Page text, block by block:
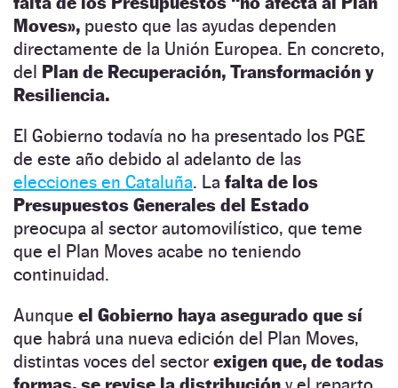
Moves», puesto que las ayudas dependen
directamente de la Unión Europea. En concreto,
del Plan de Recuperación, Transformación y
Resiliencia.
El Gobierno todavía no ha presentado los PGE
de este año debido al adelanto de las
elecciones en Cataluña. La falta de los
Presupuestos Generales del Estado
preocupa al sector automovilístico, que teme
que el Plan Moves acabe no teniendo
continuidad.
Aunque el Gobierno haya asegurado que sí
que habrá una nueva edición del Plan Moves,
distintas voces del sector exigen que, de todas